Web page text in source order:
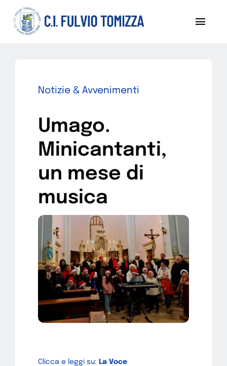
contenuto
Pubblicazioni
Diventa socio
Contattaci
Notizie & Avvenimenti
Umago.
Minicantanti,
un mese di
musica
Clicca e leggi su: La Voce